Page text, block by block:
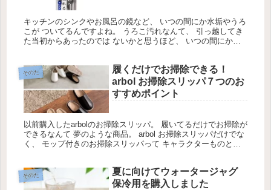
キッチンのシンクやお風呂の鏡など、 いつの間にか水垢やうろ
こが ついてるんですよね。 うろこ汚れなんて、 引っ越してき
た当初からあったのでは ないかと思うほど、 いつの間にか取
そのた
履くだけでお掃除できる！
arbol お掃除スリッパ７つのお
すすめポイント
以前購入したarbolのお掃除スリッパ。 履いてるだけでお掃除が
できるなんて 夢のような商品。 arbol お掃除スリッパだけでな
く、 モップ付きのお掃除スリッパって キャラクターものとか
そのた
夏に向けてウォータージャグ
保冷用を購入しました